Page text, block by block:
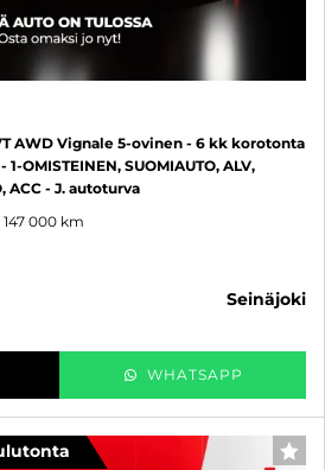
AWD Vignale 5-ovinen - 6 kk korotonta
OMISTEINEN, SUOMIAUTO, ALV,
ACC - J. autoturva
000 km
seinäjoki
WHATSAPP